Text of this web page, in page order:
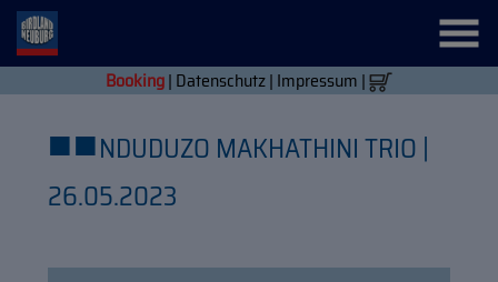
Booking| Datenschutz| Impressum |
■■NDUDUZO MAKHATHINI TRIO |
26.05.2023